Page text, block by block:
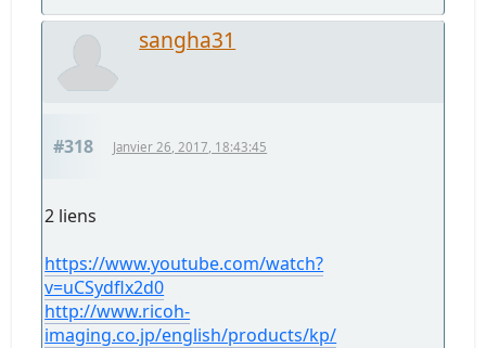
sangha31
#318 Janvier 26, 2017, 18:43:45
2 liens
https://www.youtube.com/watch?
v=uCSydflx2d0
http://www.ricoh-
imaging.co.jp/english/products/kp/